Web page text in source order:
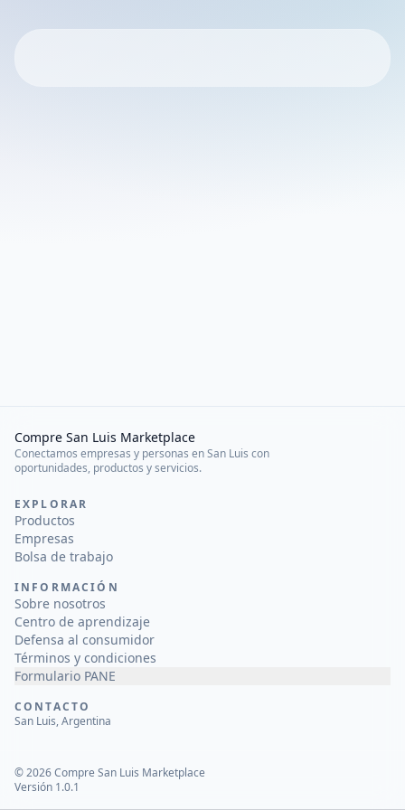
Compre San Luis Marketplace
Conectamos empresas y personas en San Luis con
oportunidades, productos y servicios.
EXPLORAR
Productos
Empresas
Bolsa de trabajo
INFORMACIÓN
Sobre nosotros
Centro de aprendizaje
Defensa al consumidor
Términos y condiciones
Formulario PANE
CONTACTO
San Luis, Argentina
©2026Compre San Luis Marketplace
Versión 1.0.1